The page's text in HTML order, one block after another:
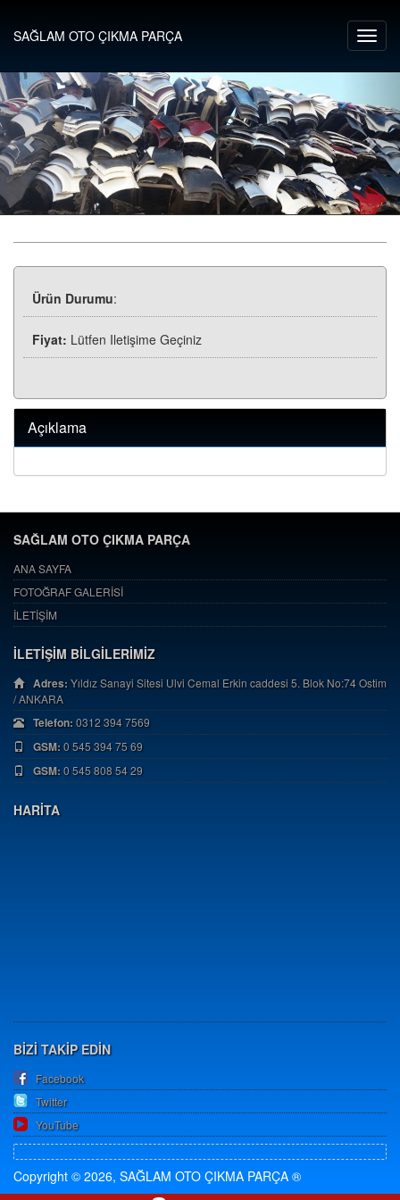
SAĞLAM OTO ÇIKMA PARÇA
Ürün Durumu:
Fiyat: Lütfen Iletişime Geçiniz
Açıklama
SAĞLAM OTO ÇIKMA PARÇA
ANA SAYFA
FOTOĞRAF GALERİSİ
İLETİŞİM
İLETİŞİM BİLGİLERİMİZ
Adres:Yıldız Sanayi Sitesi Ulvi Cemal Erkin caddesi 5. Blok No:74 Ostim
/ ANKARA
Telefon:0312 394 7569
GSM:0 545 394 75 69
GSM:0 545 808 54 29
HARİTA
BİZİ TAKİP EDİN
Facebook
Twitter
YouTube
Copyright © 2026, SAĞLAM OTO ÇIKMA PARÇA ®